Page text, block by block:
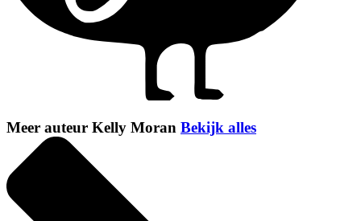
Meer auteur Kelly Moran Bekijk alles